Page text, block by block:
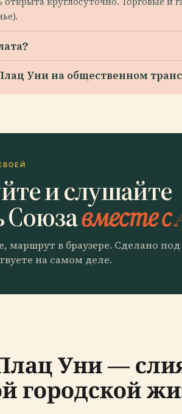
Уни на общественном
и слушайте
Союзавместе
маршрут в браузере. Сделано под
на самом деле.
Уни —
городской